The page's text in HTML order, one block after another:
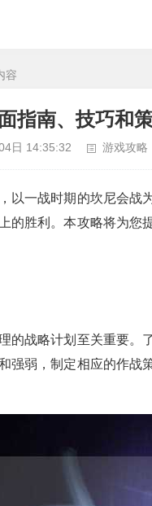
容
指南、技巧和
日 14:35:32 游戏攻略
以一战时期的坎尼会战
的胜利。本攻略将为
的战略计划至关重要。
强弱，制定相应的作